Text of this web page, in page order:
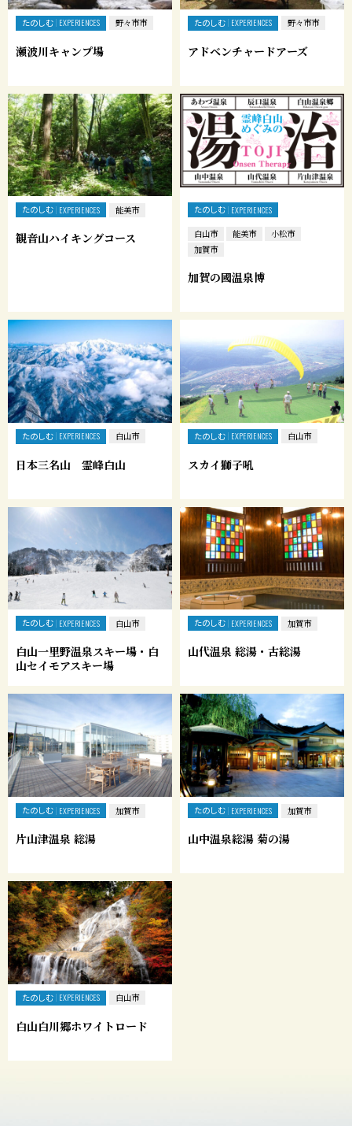
たのしむ EXPERIENCES 野々市市
瀬波川キャンプ場
たのしむ EXPERIENCES 野々市市
アドベンチャードアーズ
たのしむ EXPERIENCES 能美市
観音山ハイキングコース
たのしむ EXPERIENCES
白山市 能美市
小松市
加賀市
加賀の國温泉博
たのしむ EXPERIENCES 白山市
日本三名山 霊峰白山
たのしむ EXPERIENCES 白山市
スカイ獅子吼
たのしむ EXPERIENCES 白山市
白山一里野温泉スキー場・白
山セイモアスキー場
たのしむ EXPERIENCES 加賀市
山代温泉 総湯・古総湯
たのしむ EXPERIENCES 加賀市
片山津温泉 総湯
たのしむ EXPERIENCES 加賀市
山中温泉総湯 菊の湯
たのしむ EXPERIENCES 白山市
白山白川郷ホワイトロード